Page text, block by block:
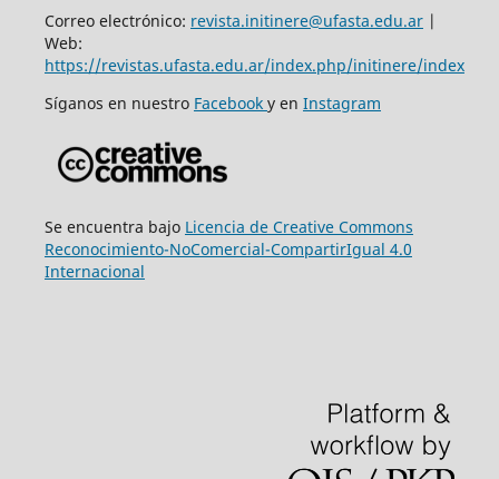
Correo electrónico: revista.initinere@ufasta.edu.ar|
Web:
https://revistas.ufasta.edu.ar/index.php/initinere/index
Síganos en nuestro Facebook y en Instagram
Se encuentra bajo Licencia de Creative Commons
Reconocimiento-NoComercial-CompartirIgual 4.0
Internacional